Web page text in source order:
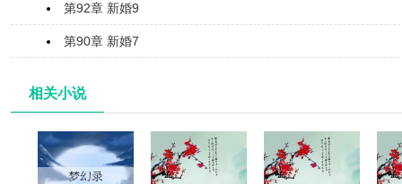
第92章 新婚9
第90章 新婚7
相关小说